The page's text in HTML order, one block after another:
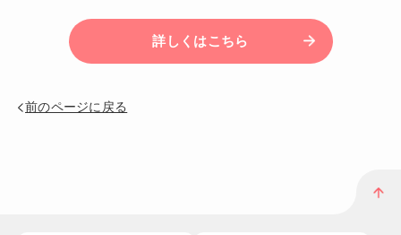
詳しくはこちら
前のページに戻る